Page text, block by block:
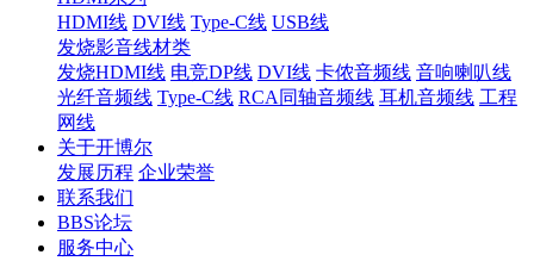
HDMI线 DVI线 Type-C线 USB线
发烧影音线材类
发烧HDMI线 电竞DP线 DVI线 卡侬音频线 音响喇叭线
光纤音频线 Type-C线 RCA同轴音频线 耳机音频线 工程
网线
关于开博尔
发展历程 企业荣誉
联系我们
BBS论坛
服务中心